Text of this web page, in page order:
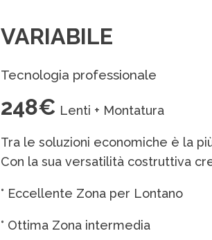
VARIABILE
Tecnologia professionale
248€ Lenti + Montatura
Tra le soluzioni economiche è la
Con la sua versatilità costruttiva
° Eccellente Zona per Lontano
° Ottima Zona intermedia